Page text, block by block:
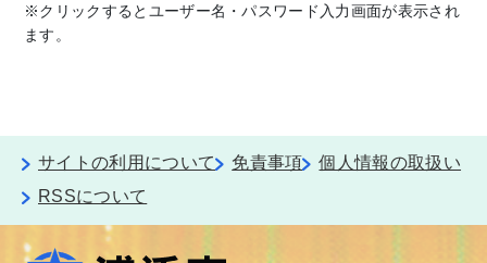
※クリックするとユーザー名・パスワード入力画面が表示され
ます。
サイトの利用について 免責事項
個人情報の取扱い
RSSについて